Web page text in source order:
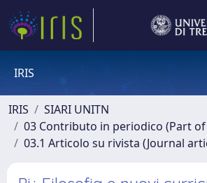
IRIS
IRIS
SIARI UNITN
03 Contributo in periodico (Part
03.1 Articolo su rivista (Journal